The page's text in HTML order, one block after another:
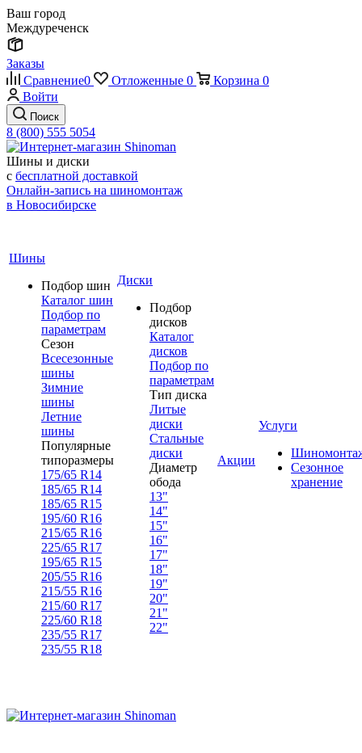
Ваш город
Междуреченск
Заказы
Сравнение0 Отложенные 0 Корзина 0
Войти
Поиск
8 (800) 555 5054
Шины и диски
с бесплатной доставкой
Онлайн-запись на шиномонтаж
в Новосибирске
Шины
Подбор шин
Каталог шин
Подбор по
параметрам
Сезон
Всесезонные
шины
Зимние
шины
Летние
шины
Популярные
типоразмеры
175/65 R14
185/65 R14
185/65 R15
195/60 R16
215/65 R16
225/65 R17
195/65 R15
205/55 R16
215/55 R16
215/60 R17
225/60 R18
235/55 R17
235/55 R18
Диски
Подбор
дисков
Каталог
дисков
Подбор по
параметрам
Тип диска
Литые
диски
Стальные
диски
Диаметр
обода
13"
14"
15"
16"
17"
18"
19"
20"
21"
22"
Акции
Услуги
Сезонное
хранение